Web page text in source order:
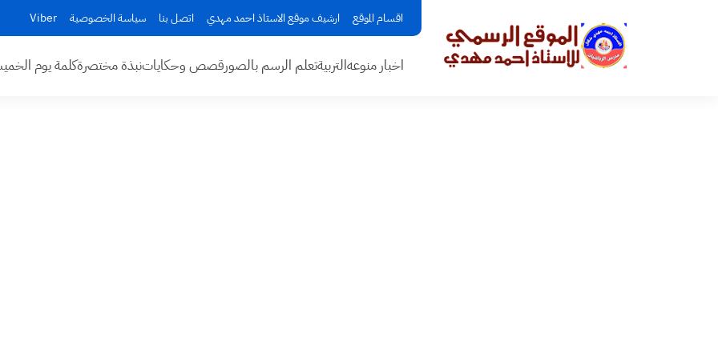
اقسام الموقع ارشيف موقع الاستاذ احمد مهدي اتصل بنا سياسة الخصوصية Viber
اخبار منوعهالتربيةتعلم الرسم بالصورقصص وحكاياتنبذة مختصرةكلمة يوم